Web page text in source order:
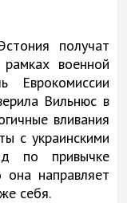
получат
военной
Еврокомиссии
Вильнюс в
вливания
с украинскими
по привычке
направляет
себя.